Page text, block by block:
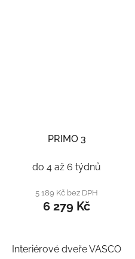
PRIMO 3
do 4 až 6 týdnů
5 189 Kč bez DPH
6 279 Kč
Interiérové dveře VASCO